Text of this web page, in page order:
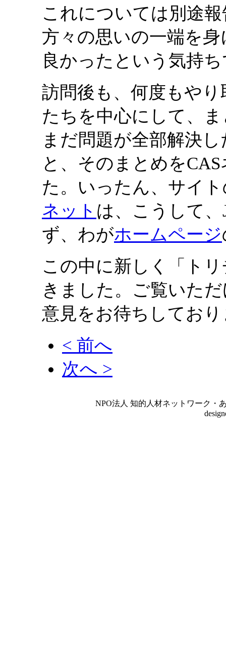
これについては別途
方々の思いの一端を
良かったという気持
訪問後も、何度もや
たちを中心にして、
まだ問題が全部解決
と、そのまとめを
た。いったん、サイ
ネット は、こうして
ず、わがホームページ
この中に新しく「ト
きました。ご覧いた
意見をお待ちしてお
< 前へ
次へ >
NPO法人 知的人材ネットワーク・